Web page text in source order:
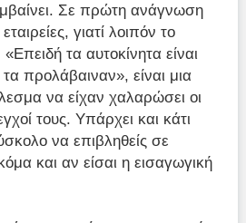
Σε πρώτη ανάγνωση
γιατί λοιπόν το
τα αυτοκίνητα είναι
προλάβαιναν», είναι μια
να είχαν χαλαρώσει οι
τους. Υπάρχει και κάτι
να επιβληθείς σε
και αν είσαι η εισαγωγική